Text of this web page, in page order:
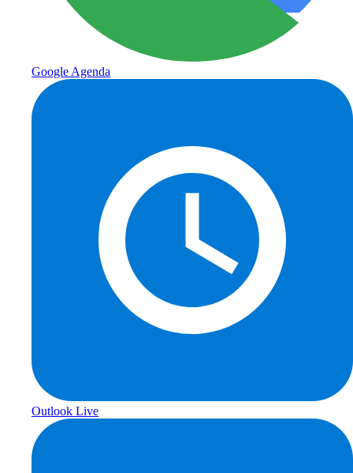
Google Agenda
Outlook Live